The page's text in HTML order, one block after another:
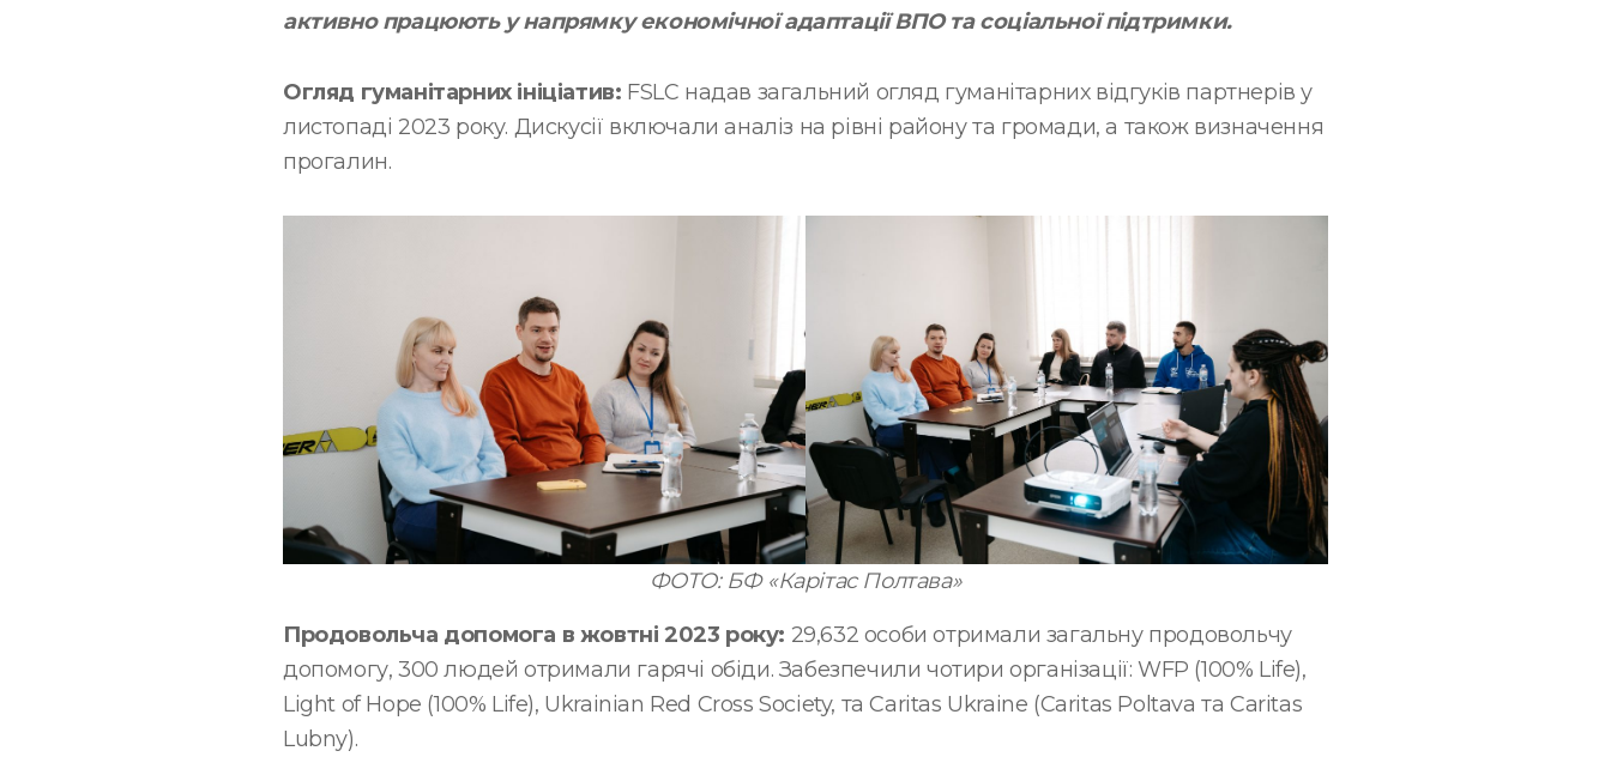
активно працюють у напрямку економічної адаптації ВПО та соціальної підтримки.
Огляд гуманітарних ініціатив: FSLC надав загальний огляд гуманітарних відгуків партнерів у
листопаді 2023 року. Дискусії включали аналіз на рівні району та громади, а також визначення
прогалин.
ФОТО: БФ «Карітас Полтава»
Продовольча допомога в жовтні 2023 року: 29,632 особи отримали загальну продовольчу
допомогу, 300 людей отримали гарячі обіди. Забезпечили чотири організації: WFP (100% Life),
Light of Hope (100% Life), Ukrainian Red Cross Society, та Caritas Ukraine (Caritas Poltava та Caritas
Lubny).